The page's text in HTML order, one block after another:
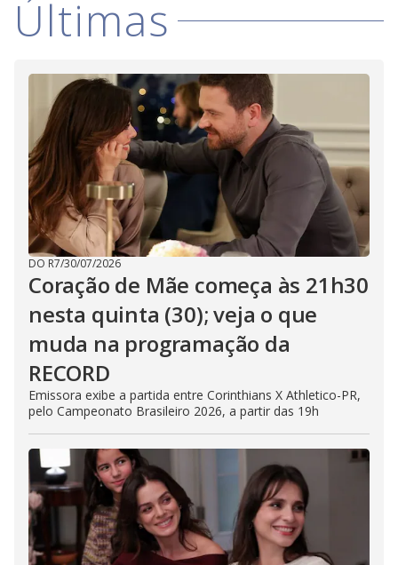
i
d
e
o
Últimas
DO R7/30/07/2026
Coração de Mãe começa às 21h30
nesta quinta (30); veja o que
muda na programação da
RECORD
Emissora exibe a partida entre Corinthians X Athletico-PR,
pelo Campeonato Brasileiro 2026, a partir das 19h